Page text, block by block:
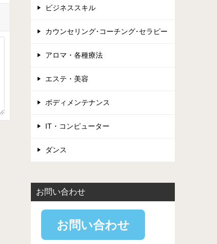
ビジネススキル
カウンセリング･コーチング･セラピー
アロマ・各種療法
エステ・美容
ボディメンテナンス
IT・コンピューター
ダンス
お問い合わせ
お問い合わせ